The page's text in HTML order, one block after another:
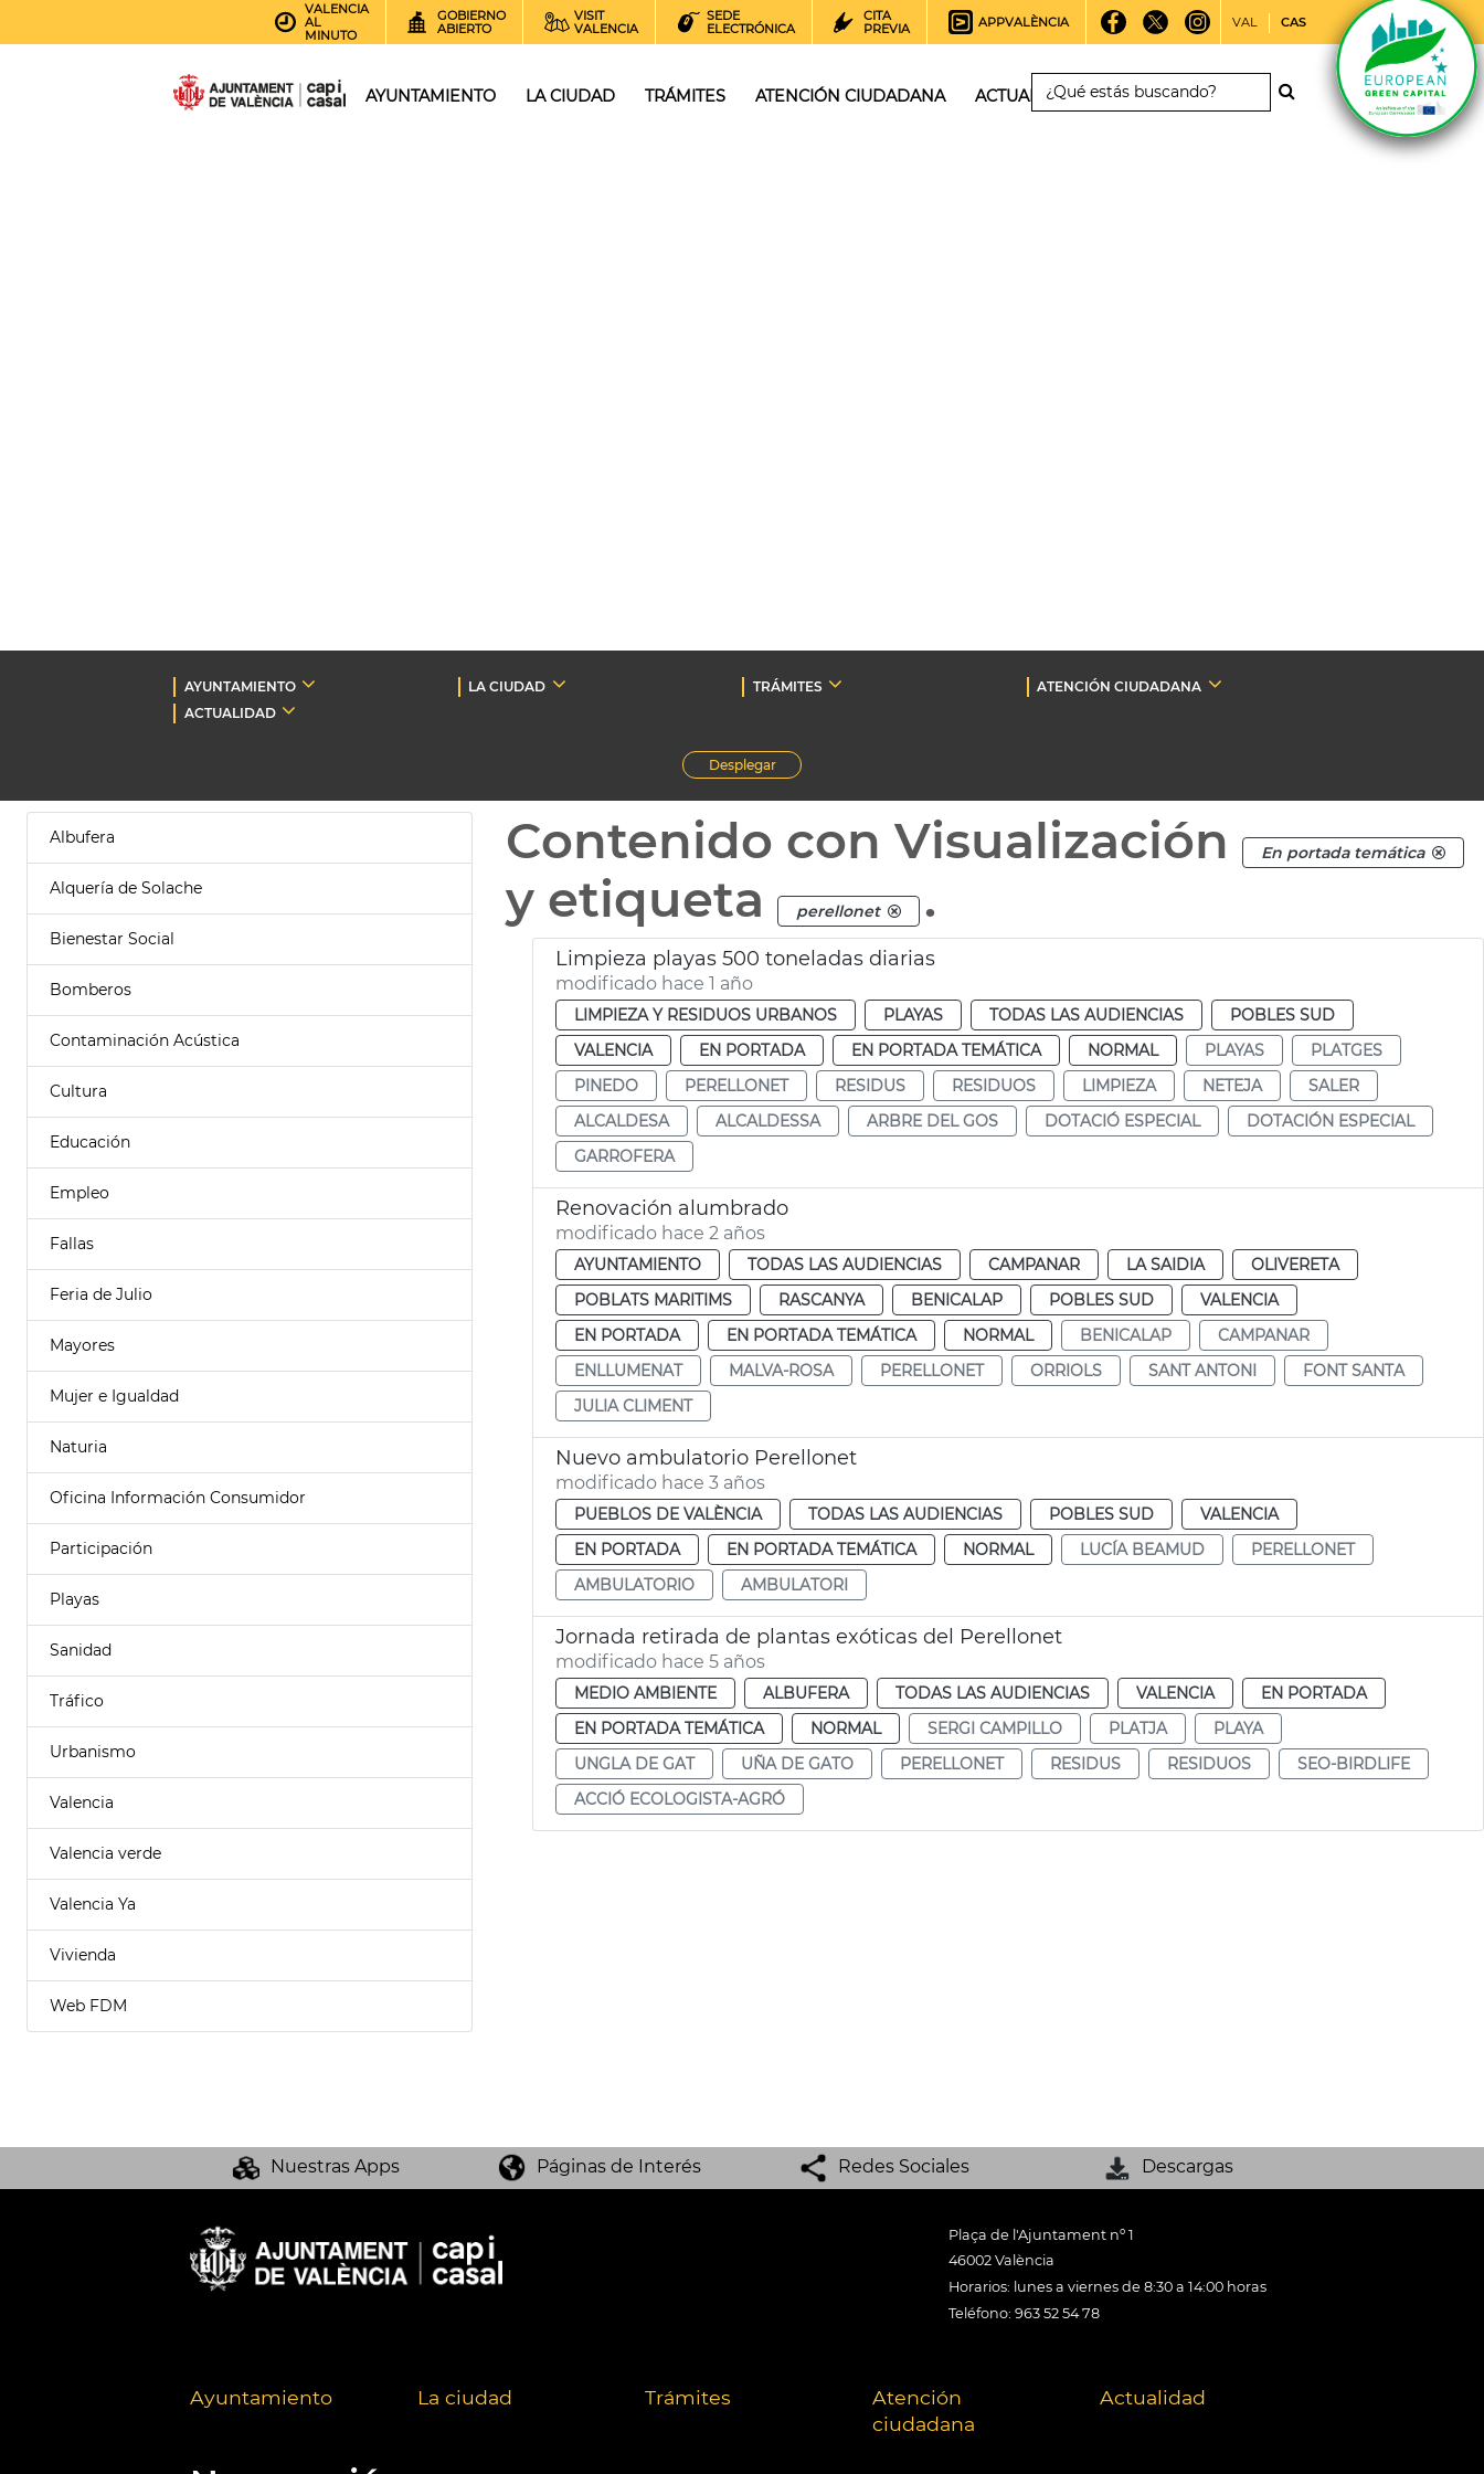
VALENCIA
AL
MINUTO
GOBIERNO
ABIERTO
VISIT
VALENCIA
SEDE
ELECTRÓNICA
CITA
PREVIA
APPVALÈNCIA VAL CAS
AYUNTAMIENTO LA CIUDAD TRÁMITES ATENCIÓN CIUDADANA ACTUALIDAD
AYUNTAMIENTO LA CIUDAD TRÁMITES
ATENCIÓN CIUDADANA
ACTUALIDAD
Desplegar
Albufera
Alquería de Solache
Bienestar Social
Bomberos
Contaminación Acústica
Cultura
Educación
Empleo
Fallas
Feria de Julio
Mayores
Mujer e Igualdad
Naturia
Oficina Información Consumidor
Participación
Playas
Sanidad
Tráfico
Urbanismo
Valencia
Valencia verde
Valencia Ya
Vivienda
Web FDM
Contenido con Visualización En portada temática
y etiqueta perellonet .
Limpieza playas 500 toneladas diarias
modificado hace 1 año
LIMPIEZA Y RESIDUOS URBANOS PLAYAS TODAS LAS AUDIENCIAS
POBLES SUD
VALENCIA
EN PORTADA EN PORTADA TEMÁTICA NORMAL PLAYAS
PLATGES
PINEDO
PERELLONET RESIDUS RESIDUOS LIMPIEZA NETEJA
SALER
ALCALDESA
ALCALDESSA ARBRE DEL GOS DOTACIÓ ESPECIAL
DOTACIÓN ESPECIAL
GARROFERA
Renovación alumbrado
modificado hace 2 años
AYUNTAMIENTO TODAS LAS AUDIENCIAS CAMPANAR LA SAIDIA
OLIVERETA
POBLATS MARITIMS
RASCANYA BENICALAP POBLES SUD
VALENCIA
EN PORTADA
EN PORTADA TEMÁTICA NORMAL BENICALAP
CAMPANAR
ENLLUMENAT
MALVA-ROSA PERELLONET ORRIOLS SANT ANTONI
FONT SANTA
JULIA CLIMENT
Nuevo ambulatorio Perellonet
modificado hace 3 años
PUEBLOS DE VALÈNCIA TODAS LAS AUDIENCIAS POBLES SUD
VALENCIA
EN PORTADA
EN PORTADA TEMÁTICA NORMAL LUCÍA BEAMUD
PERELLONET
AMBULATORIO
AMBULATORI
Jornada retirada de plantas exóticas del Perellonet
modificado hace 5 años
MEDIO AMBIENTE ALBUFERA TODAS LAS AUDIENCIAS VALENCIA
EN PORTADA
EN PORTADA TEMÁTICA
NORMAL SERGI CAMPILLO PLATJA
PLAYA
UNGLA DE GAT
UÑA DE GATO PERELLONET RESIDUS RESIDUOS
SEO-BIRDLIFE
ACCIÓ ECOLOGISTA-AGRÓ
Nuestras Apps Páginas de Interés Redes Sociales Descargas
Plaça de l'Ajuntament nº 1
46002 València
Horarios: lunes a viernes de 8:30 a 14:00 horas
Teléfono: 963 52 54 78
Ayuntamiento La ciudad Trámites
Atención
ciudadana
Actualidad